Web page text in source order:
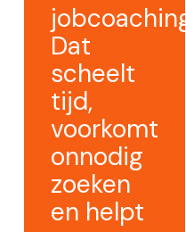
jobcoaching.
Dat
scheelt
tijd,
voorkomt
onnodig
zoeken
en helpt